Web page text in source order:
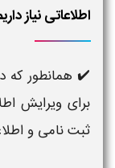
اطلاعاتی نیاز
✔️ همانطور که
برای ویرایش
ثبت نامی و